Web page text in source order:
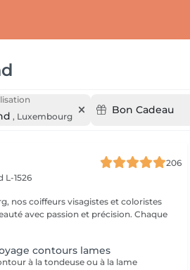
, Luxembourg
Bon Cadeau
206
L-1526
nos coiffeurs visagistes et coloristes
avec passion et précision. Chaque
contours lames
à la tondeuse ou à la lame